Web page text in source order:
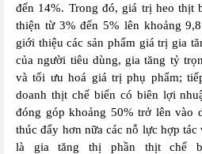
đến 14%. Trong đó, giá trị heo thịt
thiện từ 3% đến 5% lên khoảng
giới thiệu các sản phẩm giá trị gia
của người tiêu dùng, gia tăng tỷ
và tối ưu hoá giá trị phụ phẩm;
doanh thịt chế biến có biên lợi
đóng góp khoảng 50% trở lên vào
thúc đẩy hơn nữa các nỗ lực hợp
là gia tăng thị phần thịt chế